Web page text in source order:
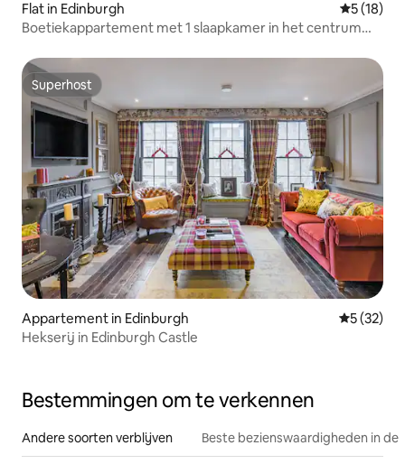
Flat in Edinburgh
5 (18)
Boetiekappartement met 1 slaapkamer in het centrum
Superhost
Superhost
Appartement in Edinburgh
5 (32)
Hekserij in Edinburgh Castle
Bestemmingen om te verkennen
Andere soorten verblijven Beste bezienswaardigheden in de